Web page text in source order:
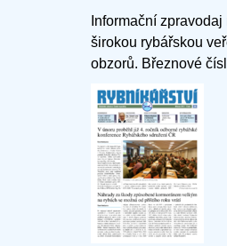
Informační
širokou rybářskou
obzorů. Březnové